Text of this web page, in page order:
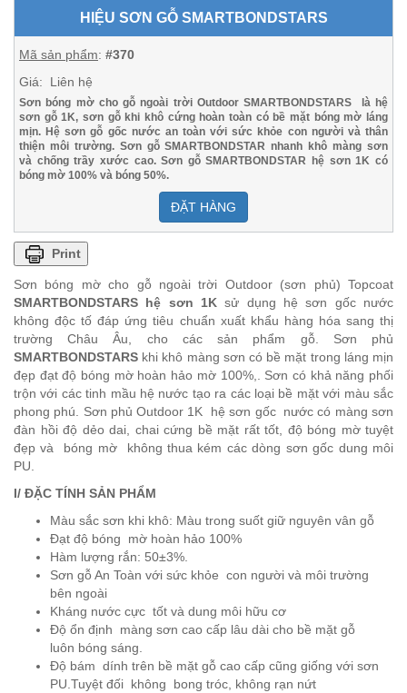
HIỆU SƠN GỖ SMARTBONDSTARS
Mã sản phẩm: #370
Giá: Liên hệ
Sơn bóng mờ cho gỗ ngoài trời OutdoorSMARTBONDSTARS
là hệ
sơn gỗ 1K, sơn gỗ khi khô cứng hoàn toàn có bề mặt bóng mờ láng
mịn. Hệ sơn gỗ gốc nước an toàn với sức khỏe con người và thân
thiện môi trường. Sơn gỗSMARTBONDSTAR nhanh khô màng sơn
và chống trầy xước cao. Sơn gỗSMARTBONDSTAR
hệ sơn 1K có
bóng mờ 100% và bóng 50%.
ĐẶT HÀNG
Print
Sơn bóng mờ cho gỗ ngoài trời Outdoor (sơn phủ) Topcoat
SMARTBONDSTARS hệ sơn 1K sử dụng hệ sơn gốc nước
không độc tố đáp ứng tiêu chuẩn xuất khẩu hàng hóa sang thị
trường Châu Âu, cho các sản phẩm gỗ. Sơn phủ
SMARTBONDSTARS khi khô màng sơn có bề mặt trong láng mịn
đẹp đạt độ bóng mờ hoàn hảo mờ 100%,. Sơn có khả năng phối
trộn với các tinh mầu hệ nước tạo ra các loại bề mặt với màu sắc
phong phú. Sơn phủ Outdoor 1K hệ sơn gốc nước có màng sơn
đàn hồi độ dẻo dai, chai cứng bề mặt rất tốt, độ bóng mờ tuyệt
đẹp và bóng mờ không thua kém các dòng sơn gốc dung môi
PU.
I/ ĐẶC TÍNH SẢN PHẨM
Màu sắc sơn khi khô: Màu trong suốt giữ nguyên vân gỗ
Đạt độ bóng mờ hoàn hảo 100%
Hàm lượng rắn: 50±3%.
Sơn gỗ An Toàn với sức khỏe con người và môi trường
bên ngoài
Kháng nước cực tốt và dung môi hữu cơ
Độ ổn định màng sơn cao cấp lâu dài cho bề mặt gỗ
luôn bóng sáng.
Độ bám dính trên bề mặt gỗ cao cấp cũng giống với sơn
PU.Tuyệt đối không bong tróc, không rạn nứt